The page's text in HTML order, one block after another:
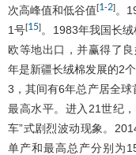
次高峰值和低谷值[1-2]。
1号[15]。1983年我国长
欧等地出口，并赢得了
年是新疆长绒棉发展的2
3，其间有6年总产居全
最高水平。进入21世纪
车”式剧烈波动现象。
单产和最高总产分别为